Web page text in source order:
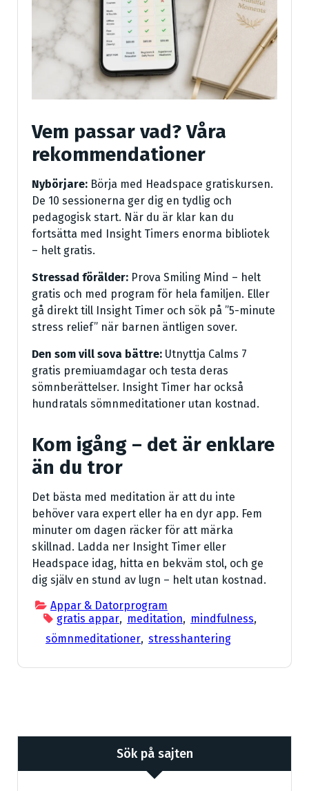
Vem passar vad? Våra
rekommendationer
Nybörjare: Börja med Headspace gratiskursen.
De 10 sessionerna ger dig en tydlig och
pedagogisk start. När du är klar kan du
fortsätta med Insight Timers enorma bibliotek
– helt gratis.
Stressad förälder: Prova Smiling Mind – helt
gratis och med program för hela familjen. Eller
gå direkt till Insight Timer och sök på ”5-minute
stress relief” när barnen äntligen sover.
Den som vill sova bättre: Utnyttja Calms 7
gratis premiuamdagar och testa deras
sömnberättelser. Insight Timer har också
hundratals sömnmeditationer utan kostnad.
Kom igång – det är enklare
än du tror
Det bästa med meditation är att du inte
behöver vara expert eller ha en dyr app. Fem
minuter om dagen räcker för att märka
skillnad. Ladda ner Insight Timer eller
Headspace idag, hitta en bekväm stol, och ge
dig själv en stund av lugn – helt utan kostnad.
Appar & Datorprogram
gratis appar, meditation, mindfulness,
sömnmeditationer, stresshantering
Sök på sajten